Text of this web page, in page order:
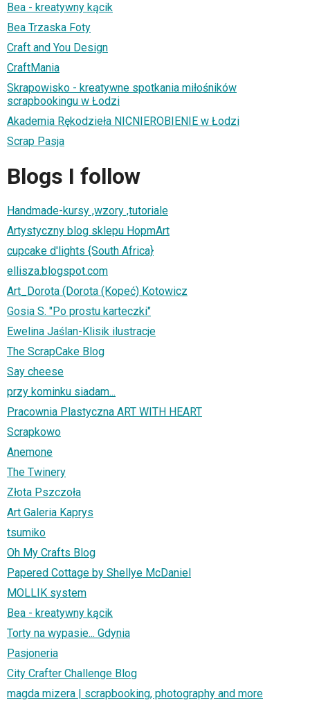
Bea - kreatywny kącik
Bea Trzaska Foty
Craft and You Design
CraftMania
Skrapowisko - kreatywne spotkania miłośników
scrapbookingu w Łodzi
Akademia Rękodzieła NICNIEROBIENIE w Łodzi
Scrap Pasja
Blogs I follow
Handmade-kursy ,wzory ,tutoriale
Artystyczny blog sklepu HopmArt
cupcake d'lights {South Africa}
ellisza.blogspot.com
Art_Dorota (Dorota (Kopeć) Kotowicz
Gosia S. "Po prostu karteczki"
Ewelina Jaślan-Klisik ilustracje
The ScrapCake Blog
Say cheese
przy kominku siadam...
Pracownia Plastyczna ART WITH HEART
Scrapkowo
Anemone
The Twinery
Złota Pszczoła
Art Galeria Kaprys
tsumiko
Oh My Crafts Blog
Papered Cottage by Shellye McDaniel
MOLLIK system
Bea - kreatywny kącik
Torty na wypasie... Gdynia
Pasjoneria
City Crafter Challenge Blog
magda mizera | scrapbooking, photography and more